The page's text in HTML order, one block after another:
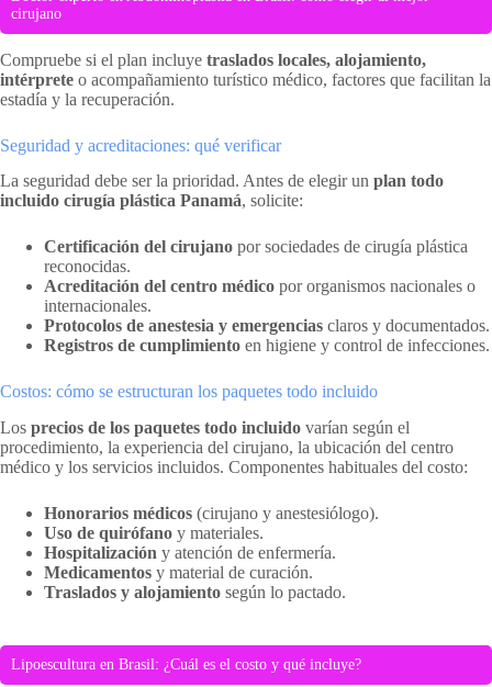
cirujano
Compruebe si el plan incluye traslados locales, alojamiento,
intérprete o acompañamiento turístico médico, factores que facilitan la
estadía y la recuperación.
Seguridad y acreditaciones: qué verificar
La seguridad debe ser la prioridad. Antes de elegir un plan todo
incluido cirugía plástica Panamá, solicite:
Certificación del cirujano por sociedades de cirugía plástica
reconocidas.
Acreditación del centro médico por organismos nacionales o
internacionales.
Protocolos de anestesia y emergencias claros y documentados.
Registros de cumplimiento en higiene y control de infecciones.
Costos: cómo se estructuran los paquetes todo incluido
Los precios de los paquetes todo incluido varían según el
procedimiento, la experiencia del cirujano, la ubicación del centro
médico y los servicios incluidos. Componentes habituales del costo:
Honorarios médicos (cirujano y anestesiólogo).
Uso de quirófano y materiales.
Hospitalización y atención de enfermería.
Medicamentos y material de curación.
Traslados y alojamiento según lo pactado.
Lipoescultura en Brasil: ¿Cuál es el costo y qué incluye?